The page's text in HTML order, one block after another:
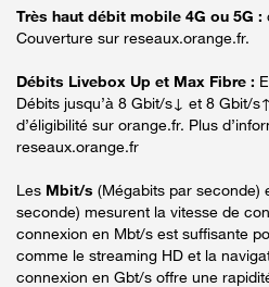
Très haut débit mobile 4G ou 5G :
Couverture sur reseaux.orange.fr.
Débits Livebox Up et Max Fibre :
Débits jusqu’à 8 Gbit/s↓ et 8 Gbit/
d’éligibilité sur orange.fr. Plus
reseaux.orange.fr
Les Mbit/s (Mégabits par seconde)
seconde) mesurent la vitesse de
connexion en Mbt/s est suffisante
comme le streaming HD et la
connexion en Gbt/s offre une